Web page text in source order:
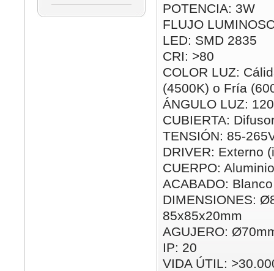
POTENCIA: 3W
FLUJO
LED: SMD 2835
CRI: >80
COLOR LUZ:
(4500K) o Fría
ÁNGULO LUZ:
CUBIERTA:
TENSIÓN: 85-
DRIVER: Externo
CUERPO: Aluminio
ACABADO: Blanco
DIMENSIONES:
85x85x20mm
AGUJERO:
IP: 20
VIDA ÚTIL: